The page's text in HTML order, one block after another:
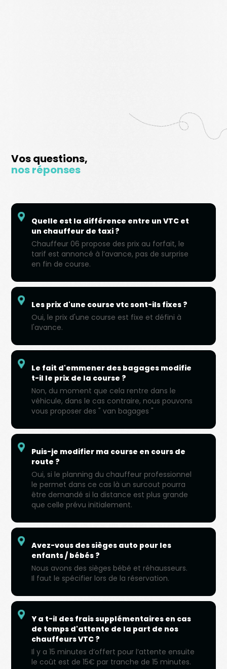
Vos questions,
nos réponses
Quelle est la différence entre un VTC et
un chauffeur de taxi ?
Chauffeur 06 propose des prix au forfait, le
tarif est annoncé à l’avance, pas de surprise
en fin de course.
Les prix d'une course vtc sont-ils fixes ?
Oui, le prix d'une course est fixe et défini à
l'avance.
Le fait d'emmener des bagages modifie
t-il le prix de la course ?
Non, du moment que cela rentre dans le
véhicule, dans le cas contraire, nous pouvons
vous proposer des " van bagages "
Puis-je modifier ma course en cours de
route ?
Oui, si le planning du chauffeur professionnel
le permet dans ce cas là un surcout pourra
être demandé si la distance est plus grande
que celle prévu initialement.
Avez-vous des sièges auto pour les
enfants / bébés ?
Nous avons des sièges bébé et réhausseurs.
Il faut le spécifier lors de la réservation.
Y a t-il des frais supplémentaires en cas
de temps d'attente de la part de nos
chauffeurs VTC ?
Il y a 15 minutes d’offert pour l’attente ensuite
le coût est de 15€ par tranche de 15 minutes.